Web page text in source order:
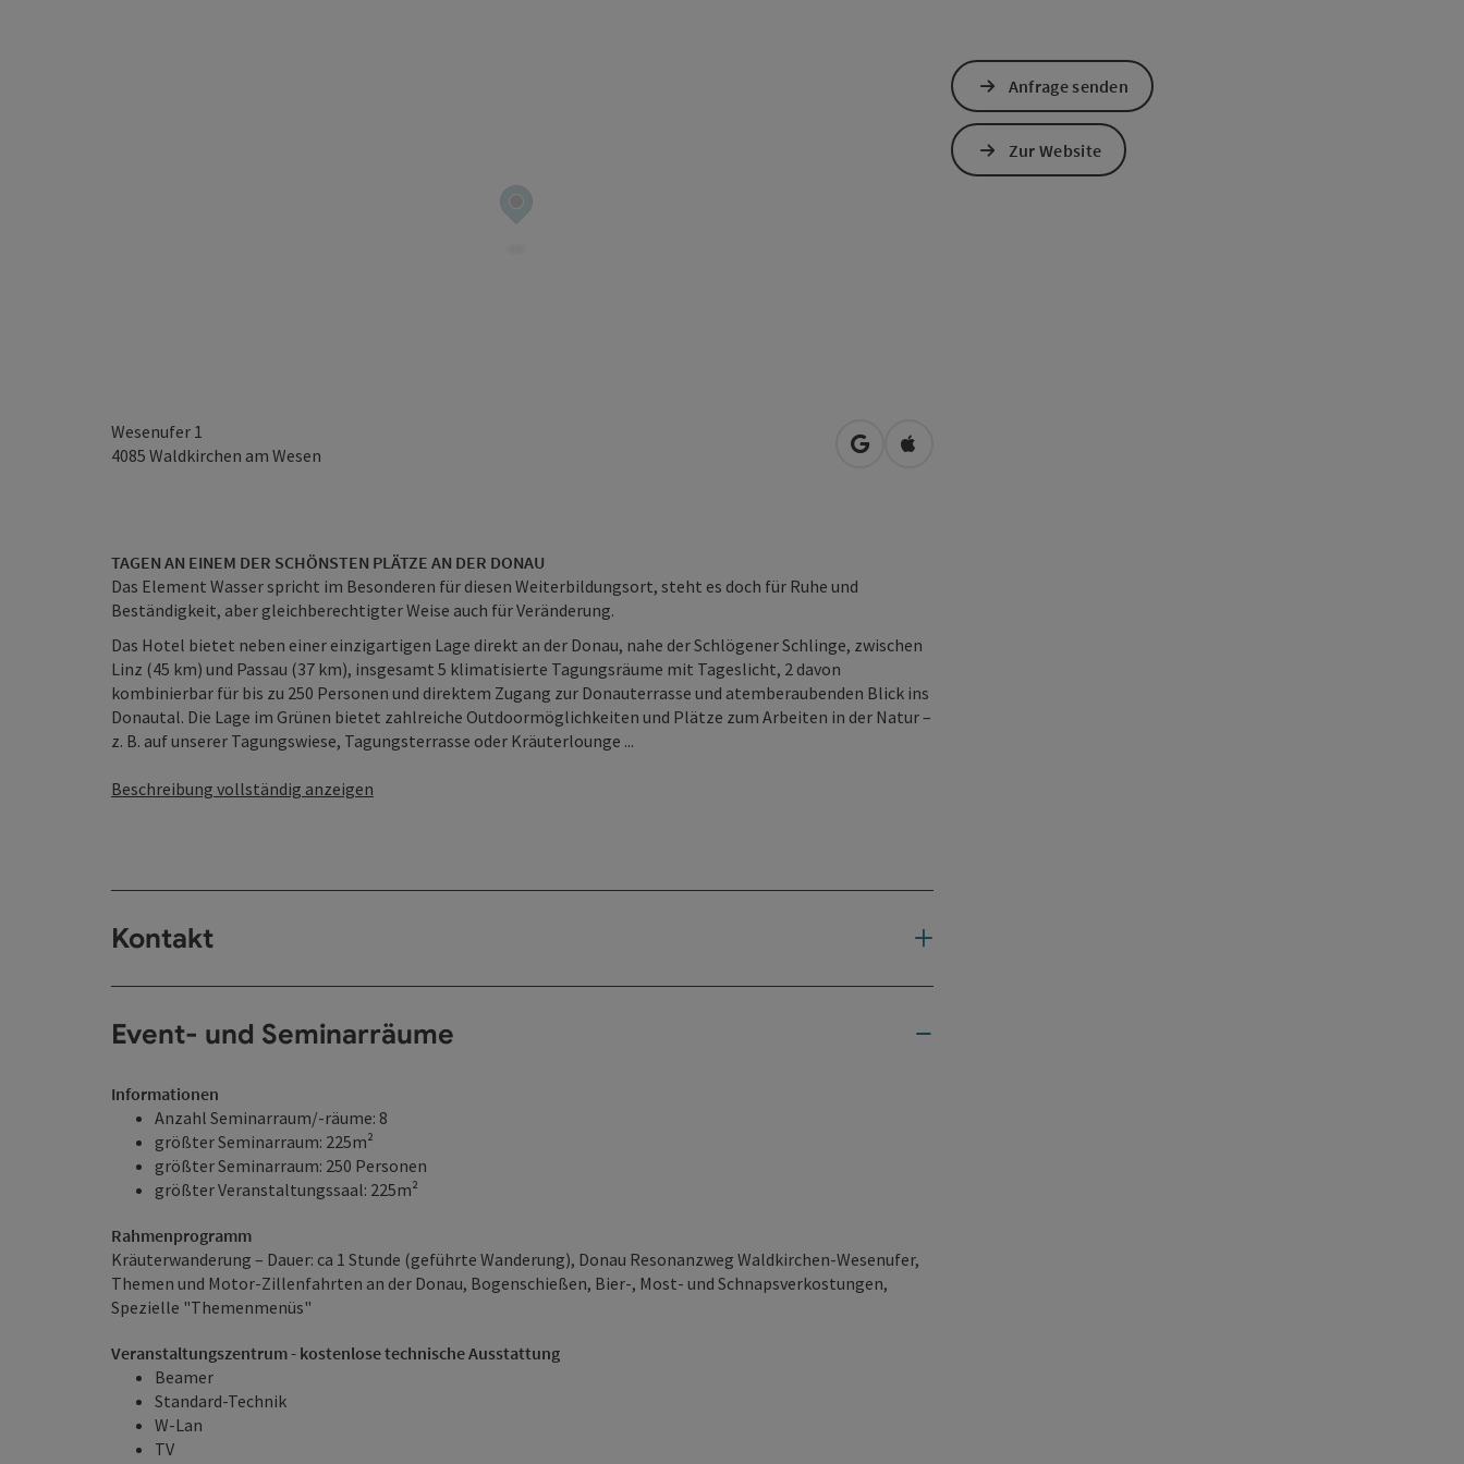
Wesenufer 1
4085 Waldkirchen am Wesen in Google Maps öffnen
in Apple Maps öffnen
TAGEN AN EINEM DER SCHÖNSTEN PLÄTZE AN DER DONAU
Das Element Wasser spricht im Besonderen für diesen Weiterbildungsort, steht es doch für Ruhe und
Beständigkeit, aber gleichberechtigter Weise auch für Veränderung.
Das Hotel bietet neben einer einzigartigen Lage direkt an der Donau, nahe der Schlögener Schlinge, zwischen
Linz (45 km) und Passau (37 km), insgesamt 5 klimatisierte Tagungsräume mit Tageslicht, 2 davon
kombinierbar für bis zu 250 Personen und direktem Zugang zur Donauterrasse und atemberaubenden Blick ins
Donautal. Die Lage im Grünen bietet zahlreiche Outdoormöglichkeiten und Plätze zum Arbeiten in der Natur –
z. B. auf unserer Tagungswiese, Tagungsterrasse oder Kräuterlounge ...
Beschreibung vollständig anzeigen
Kontakt
Event- und Seminarräume
Informationen
Anzahl Seminarraum/-räume: 8
größter Seminarraum: 225m²
größter Seminarraum: 250 Personen
größter Veranstaltungssaal: 225m²
Rahmenprogramm
Kräuterwanderung – Dauer: ca 1 Stunde (geführte Wanderung), Donau Resonanzweg Waldkirchen-Wesenufer,
Themen und Motor-Zillenfahrten an der Donau, Bogenschießen, Bier-, Most- und Schnapsverkostungen,
Spezielle "Themenmenüs"
Veranstaltungszentrum - kostenlose technische Ausstattung
Beamer
Standard-Technik
W-Lan
TV
Anfrage senden
Zur Website